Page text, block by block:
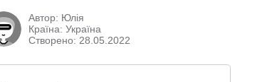
Автор: Юлія
Країна: Україна
Створено: 28.05.2022